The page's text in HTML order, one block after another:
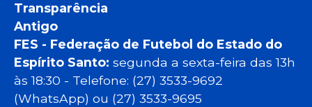
Transparência
Antigo
FES - Federação de Futebol do Estado do
Espírito Santo: segunda a sexta-feira das 13h
às 18:30 - Telefone: (27) 3533-9692
(WhatsApp) ou (27) 3533-9695